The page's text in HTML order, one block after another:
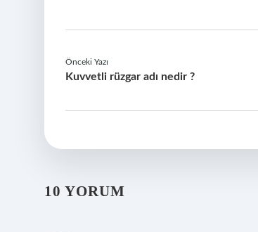
Önceki Yazı
Kuvvetli rüzgar adı nedir ?
10 YORUM